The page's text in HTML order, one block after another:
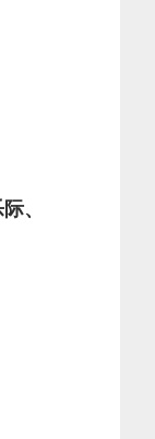
、